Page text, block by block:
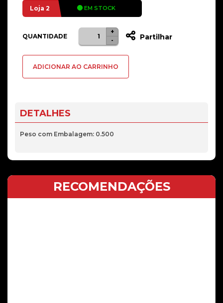
Loja 2 EM STOCK
QUANTIDADE
Quantidade
de
Huawei
Original
-
+
Partilhar
ADICIONAR AO CARRINHO
DETALHES
Peso com Embalagem: 0.500
RECOMENDAÇÕES